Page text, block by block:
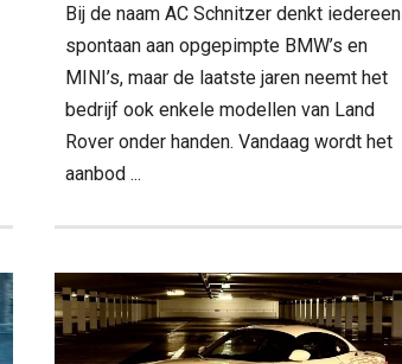
Bij de naam AC Schnitzer denkt iedereen
spontaan aan opgepimpte BMW’s en
MINI’s, maar de laatste jaren neemt het
bedrijf ook enkele modellen van Land
Rover onder handen. Vandaag wordt het
aanbod ...